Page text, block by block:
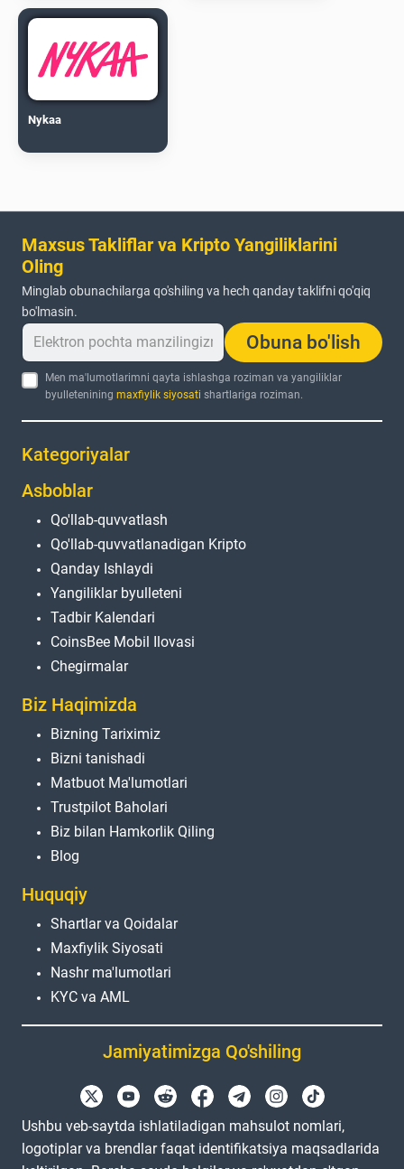
Nykaa
Maxsus Takliflar va Kripto Yangiliklarini
Oling
Minglab obunachilarga qo'shiling va hech qanday taklifni qo'qiq
bo'lmasin.
Obuna bo'lish
Men ma'lumotlarimni qayta ishlashga roziman va yangiliklar
byulleteniningmaxfiylik siyosati shartlariga roziman.
Kategoriyalar
Asboblar
Qo'llab-quvvatlash
Qo'llab-quvvatlanadigan Kripto
Qanday Ishlaydi
Yangiliklar byulleteni
Tadbir Kalendari
CoinsBee Mobil Ilovasi
Chegirmalar
Biz Haqimizda
Bizning Tariximiz
Bizni tanishadi
Matbuot Ma'lumotlari
Trustpilot Baholari
Biz bilan Hamkorlik Qiling
Blog
Huquqiy
Shartlar va Qoidalar
Maxfiylik Siyosati
Nashr ma'lumotlari
KYC va AML
Jamiyatimizga Qo'shiling
Ushbu veb-saytda ishlatiladigan mahsulot nomlari,
logotiplar va brendlar faqat identifikatsiya maqsadlarida